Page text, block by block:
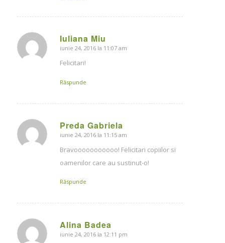
Iuliana Miu
says:
iunie 24, 2016 la 11:07 am
Felicitari!
Răspunde
Preda Gabriela
says:
iunie 24, 2016 la 11:15 am
Bravooooooooooo! Felicitari copiilor si
oamenilor care au sustinut-o!
Răspunde
Alina Badea
says:
iunie 24, 2016 la 12:11 pm